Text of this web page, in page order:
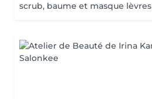
scrub, baume et masque lèvres